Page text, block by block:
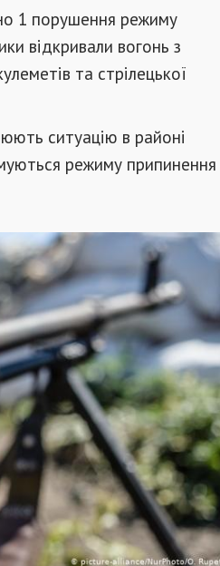
1 порушення режиму
відкривали вогонь з
та стрілецької
ситуацію в районі
режиму припинення